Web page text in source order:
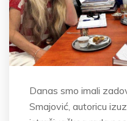
Danas smo imali
Smajović, autoricu